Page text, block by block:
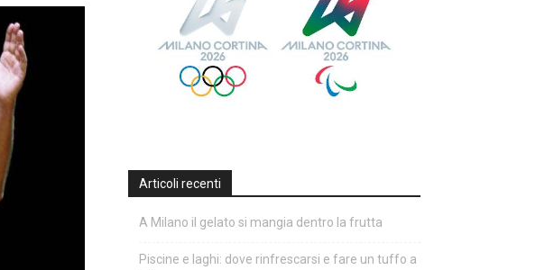
Articoli recenti
A Milano il gelato si mangia dentro la frutta
Piscine e laghi: dove rinfrescarsi e fare un tuffo a